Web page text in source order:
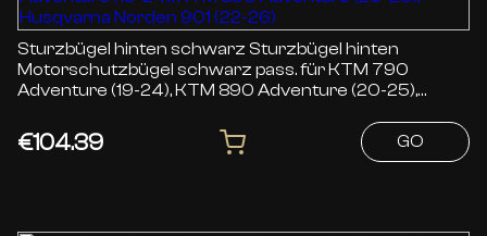
Sturzbügel hinten schwarz Sturzbügel hinten
Motorschutzbügel schwarz pass. für KTM 790
Adventure (19-24), KTM 890 Adventure (20-25),
€104.39 GO